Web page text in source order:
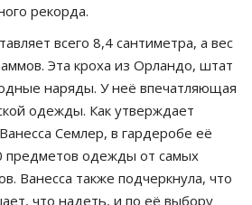
рекорда.
всего 8,4 сантиметра, а вес
Эта кроха из Орландо, штат
наряды. У неё впечатляющая
одежды. Как утверждает
Семлер, в гардеробе её
одежды от самых
Ванесса также подчеркнула, что
что надеть, и по её выбору